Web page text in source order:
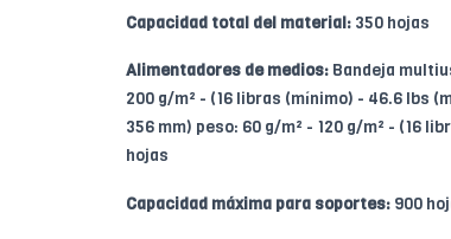
Capacidad total del material: 350 hojas
Alimentadores de medios: Bandeja
200 g/m² - (16 libras (mínimo) - 46.6 lbs
356 mm) peso: 60 g/m² - 120 g/m² - (16
hojas
Capacidad máxima para soportes: 900